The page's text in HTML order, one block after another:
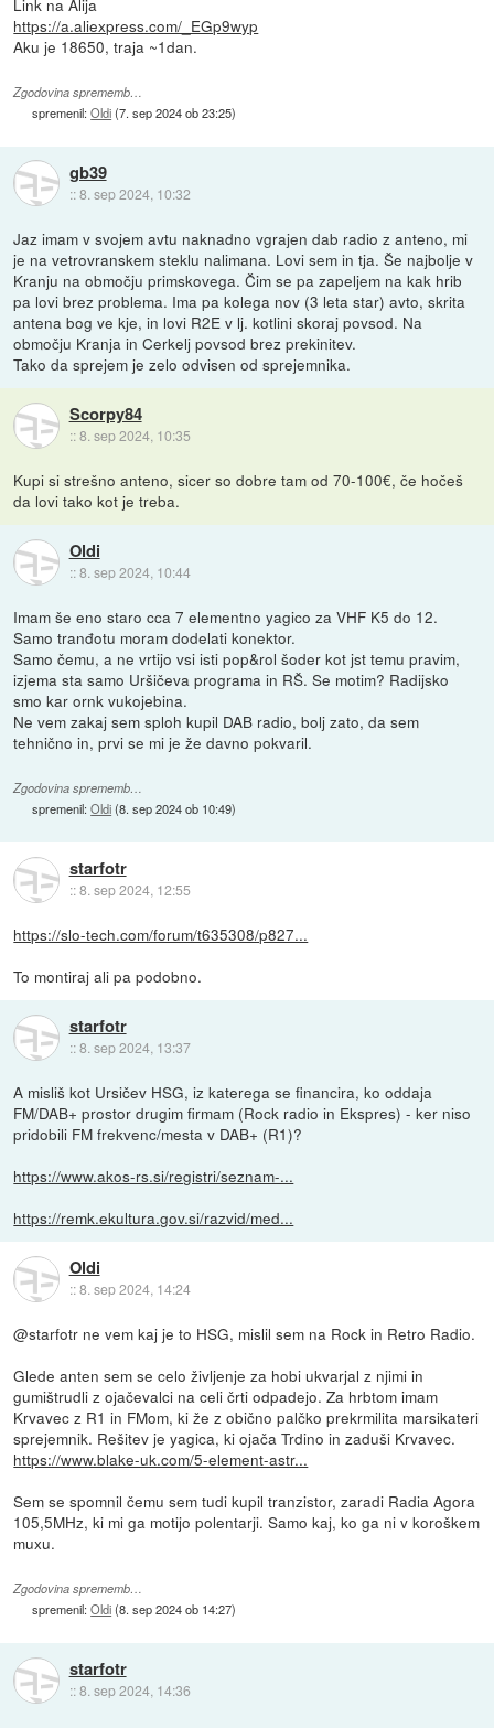
https://a.aliexpress.com/_EGp9wyp
Aku je 18650, traja ~1dan.
Zgodovina sprememb…
spremenil:Oldi(7. sep 2024 ob 23:25)
gb39
::8. sep 2024, 10:32
Jaz imam v svojem avtu naknadno vgrajen dab radio z anteno, mi
je na vetrovranskem steklu nalimana. Lovi sem in tja. Še najbolje v
Kranju na območju primskovega. Čim se pa zapeljem na kak hrib
pa lovi brez problema. Ima pa kolega nov (3 leta star) avto, skrita
antena bog ve kje, in lovi R2E v lj. kotlini skoraj povsod. Na
območju Kranja in Cerkelj povsod brez prekinitev.
Tako da sprejem je zelo odvisen od sprejemnika.
Scorpy84
::8. sep 2024, 10:35
Kupi si strešno anteno, sicer so dobre tam od 70-100€, če hočeš
da lovi tako kot je treba.
Oldi
::8. sep 2024, 10:44
Imam še eno staro cca 7 elementno yagico za VHF K5 do 12.
Samo tranđotu moram dodelati konektor.
Samo čemu, a ne vrtijo vsi isti pop&rol šoder kot jst temu pravim,
izjema sta samo Uršičeva programa in RŠ. Se motim? Radijsko
smo kar ornk vukojebina.
Ne vem zakaj sem sploh kupil DAB radio, bolj zato, da sem
tehnično in, prvi se mi je že davno pokvaril.
Zgodovina sprememb…
spremenil:Oldi(8. sep 2024 ob 10:49)
starfotr
::8. sep 2024, 12:55
https://slo-tech.com/forum/t635308/p827...
To montiraj ali pa podobno.
starfotr
::8. sep 2024, 13:37
A misliš kot Ursičev HSG, iz katerega se financira, ko oddaja
FM/DAB+ prostor drugim firmam (Rock radio in Ekspres) - ker niso
pridobili FM frekvenc/mesta v DAB+ (R1)?
https://www.akos-rs.si/registri/seznam-...
https://remk.ekultura.gov.si/razvid/med...
Oldi
::8. sep 2024, 14:24
@starfotr ne vem kaj je to HSG, mislil sem na Rock in Retro Radio.
Glede anten sem se celo življenje za hobi ukvarjal z njimi in
gumištrudli z ojačevalci na celi črti odpadejo. Za hrbtom imam
Krvavec z R1 in FMom, ki že z obično palčko prekrmilita marsikateri
sprejemnik. Rešitev je yagica, ki ojača Trdino in zaduši Krvavec.
https://www.blake-uk.com/5-element-astr...
Sem se spomnil čemu sem tudi kupil tranzistor, zaradi Radia Agora
105,5MHz, ki mi ga motijo polentarji. Samo kaj, ko ga ni v koroškem
muxu.
Zgodovina sprememb…
spremenil:Oldi(8. sep 2024 ob 14:27)
starfotr
::8. sep 2024, 14:36